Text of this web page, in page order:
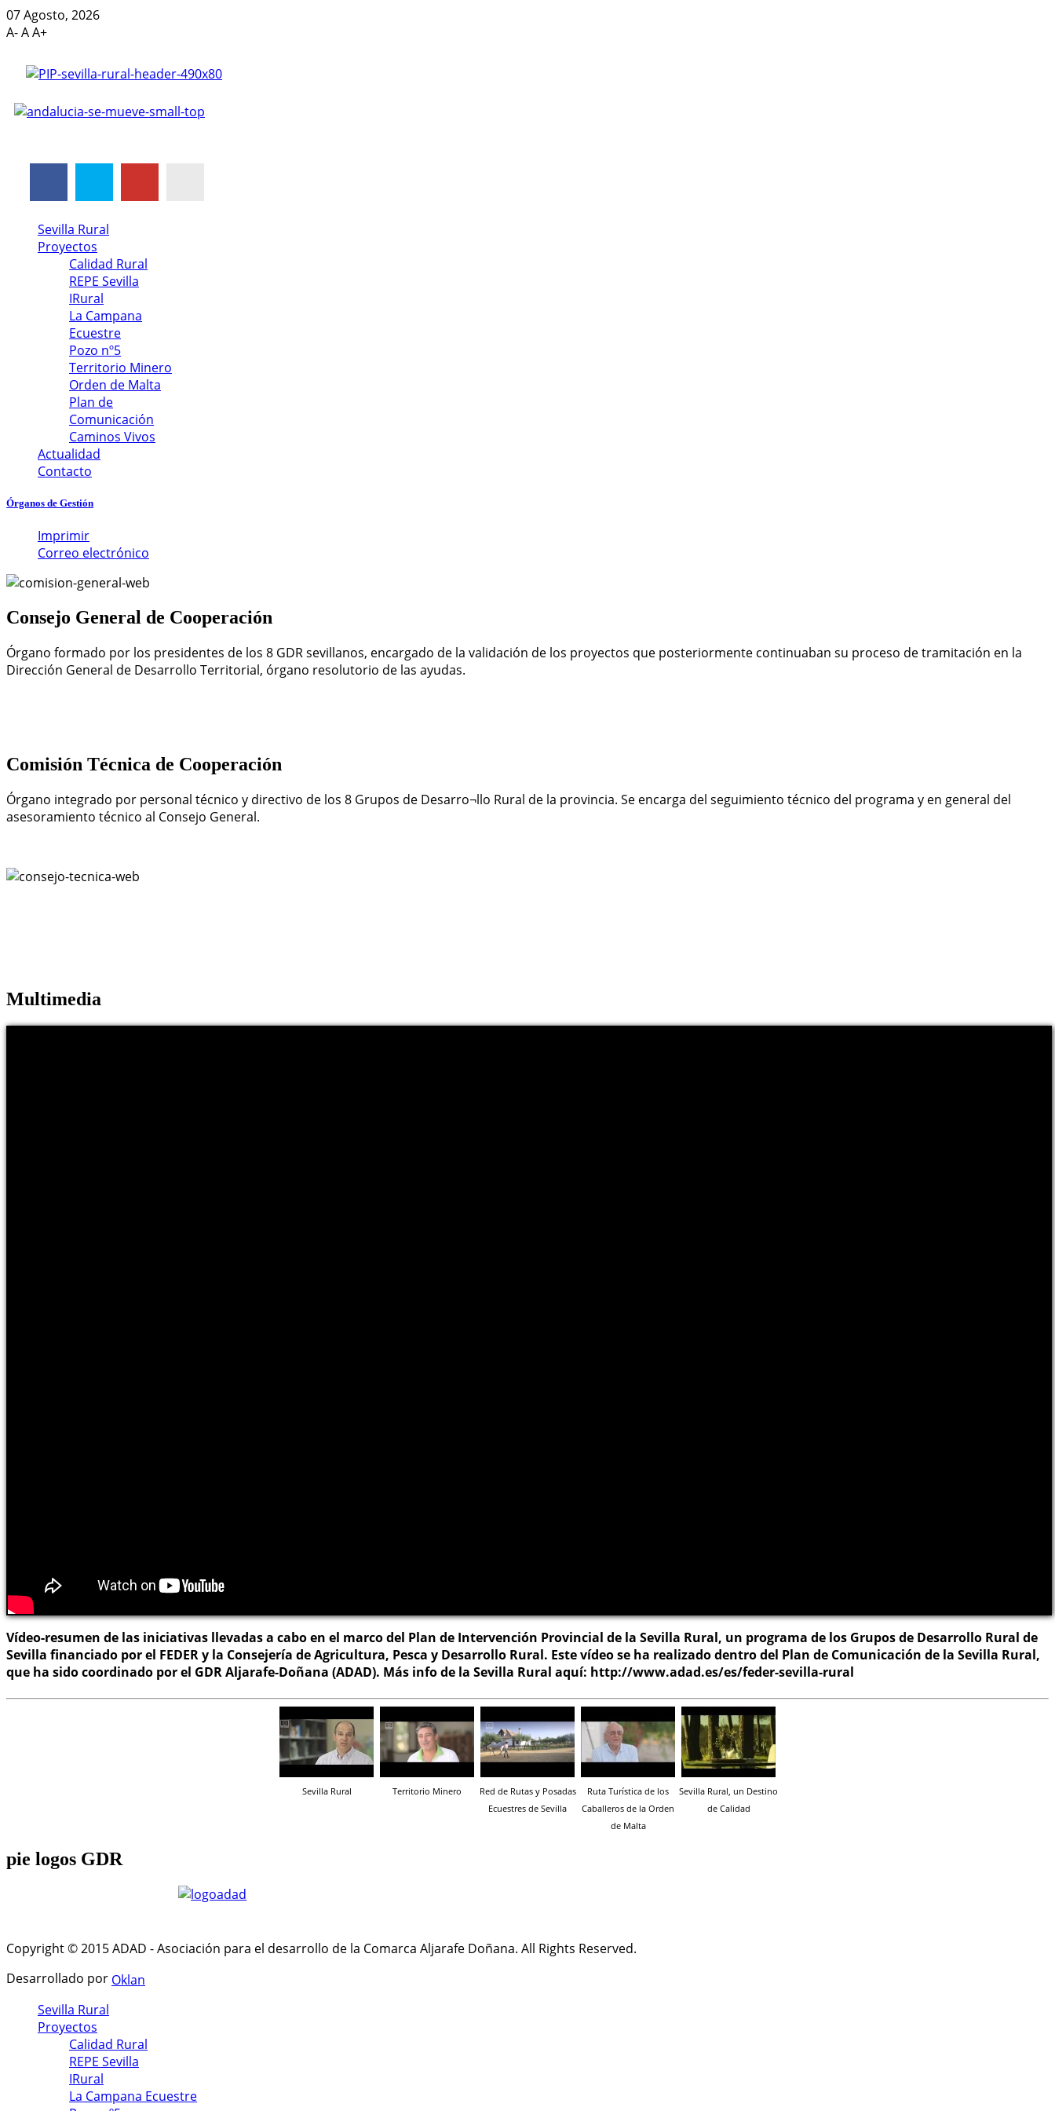
07 Agosto, 2026
A-AA+
Sevilla Rural
Proyectos
Calidad Rural
REPE Sevilla
IRural
La Campana
Ecuestre
Pozo nº5
Territorio Minero
Orden de Malta
Plan de
Comunicación
Caminos Vivos
Actualidad
Contacto
Órganos de Gestión
Imprimir
Correo electrónico
Consejo General de Cooperación
Órgano formado por los presidentes de los 8 GDR sevillanos, encargado de la validación de los proyectos que posteriormente continuaban su proceso de tramitación en la
Dirección General de Desarrollo Territorial, órgano resolutorio de las ayudas.
Comisión Técnica de Cooperación
Órgano integrado por personal técnico y directivo de los 8 Grupos de Desarro¬llo Rural de la provincia. Se encarga del seguimiento técnico del programa y en general del
asesoramiento técnico al Consejo General.
Multimedia
Vídeo-resumen de las iniciativas llevadas a cabo en el marco del Plan de Intervención Provincial de la Sevilla Rural, un programa de los Grupos de Desarrollo Rural de
Sevilla financiado por el FEDER y la Consejería de Agricultura, Pesca y Desarrollo Rural. Este vídeo se ha realizado dentro del Plan de Comunicación de la Sevilla Rural,
que ha sido coordinado por el GDR Aljarafe-Doñana (ADAD). Más info de la Sevilla Rural aquí: http://www.adad.es/es/feder-sevilla-rural
Sevilla Rural Territorio Minero
Red de Rutas y Posadas
Ecuestres de Sevilla
Ruta Turística de los
Caballeros de la Orden
de Malta
Sevilla Rural, un Destino
de Calidad
pie logos GDR
Copyright © 2015 ADAD - Asociación para el desarrollo de la Comarca Aljarafe Doñana. All Rights Reserved.
Desarrollado por Oklan
Sevilla Rural
Proyectos
Calidad Rural
REPE Sevilla
IRural
La Campana Ecuestre